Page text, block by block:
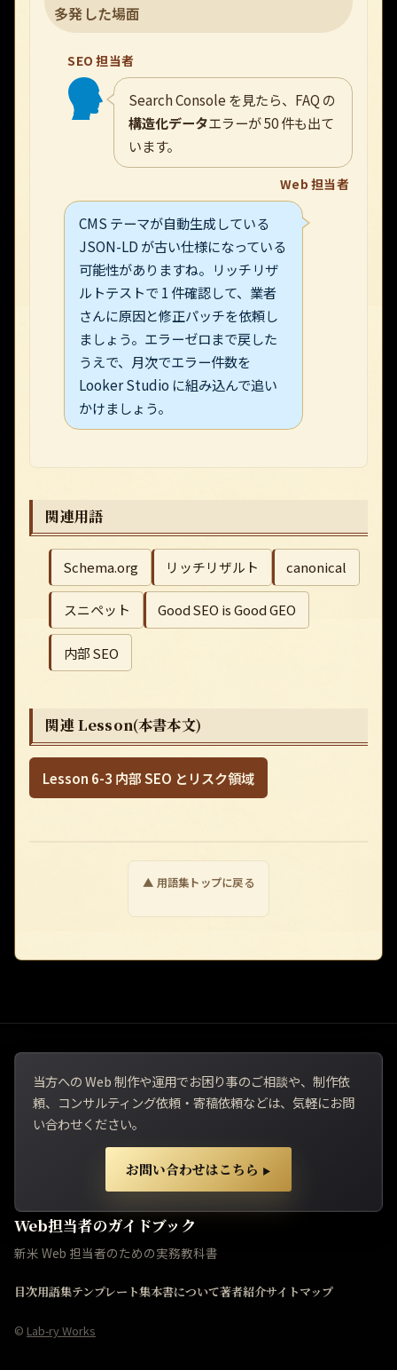
多発した場面
SEO 担当者
Search Console を見たら、FAQ の
構造化データエラーが 50 件も出て
います。
Web 担当者
CMS テーマが自動生成している
JSON-LD が古い仕様になっている
可能性がありますね。リッチリザ
ルトテストで 1 件確認して、業者
さんに原因と修正パッチを依頼し
ましょう。エラーゼロまで戻した
うえで、月次でエラー件数を
Looker Studio に組み込んで追い
かけましょう。
関連用語
Schema.org リッチリザルト canonical
スニペット Good SEO is Good GEO
内部 SEO
関連 Lesson(本書本文)
Lesson 6-3 内部 SEO とリスク領域
▲ 用語集トップに戻る
Web担当者のガイドブック
新米 Web 担当者のための実務教科書
目次用語集テンプレート集本書について著者紹介サイトマップ
© Lab-ry Works
当方への Web 制作や運用でお困り事のご相談や、制作依
頼、コンサルティング依頼・寄稿依頼などは、気軽にお問
い合わせください。
お問い合わせはこちら ▶